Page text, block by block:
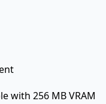
with 256 MB VRAM